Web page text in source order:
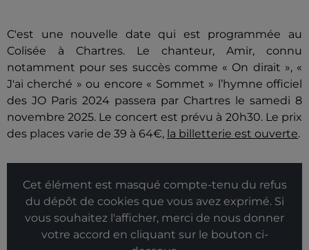
C'est une nouvelle date qui est programmée au
Colisée à Chartres. Le chanteur, Amir, connu
notamment pour ses succès comme « On dirait », «
J'ai cherché » ou encore « Sommet » l’hymne officiel
des JO Paris 2024 passera par Chartres le samedi 8
novembre 2025. Le concert est prévu à 20h30. Le prix
des places varie de 39 à 64€, la billetterie est ouverte.
Cet élément est masqué compte-tenu du refus
du dépôt de cookies que vous avez exprimé. Si
vous souhaitez l'afficher, merci de nous donner
votre accord en cliquant sur le bouton ci-